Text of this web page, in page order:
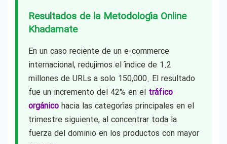
Resultados de la Metodología Online
Khadamate
En un caso reciente de un e-commerce
internacional, redujimos el índice de 1.2
millones de URLs a solo 150,000. El resultado
fue un incremento del 42% en el tráfico
orgánico hacia las categorías principales en el
trimestre siguiente, al concentrar toda la
fuerza del dominio en los productos con mayor